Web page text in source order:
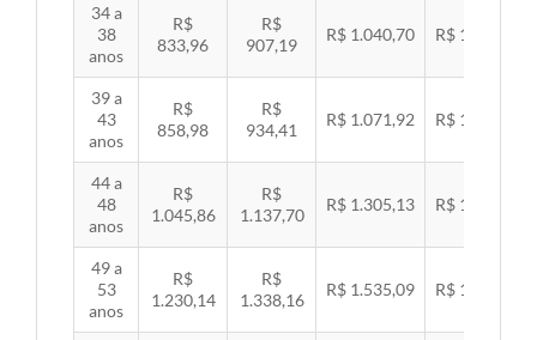
34 a
38
anos
R$
833,96
R$
907,19
R$ 1.040,70 R$ 1.072,43
39 a
43
anos
R$
858,98
R$
934,41
R$ 1.071,92 R$ 1.104,60
44 a
48
anos
R$
1.045,86
R$
1.137,70
R$ 1.305,13 R$ 1.344,92
49 a
53
anos
R$
1.230,14
R$
1.338,16
R$ 1.535,09 R$ 1.581,89